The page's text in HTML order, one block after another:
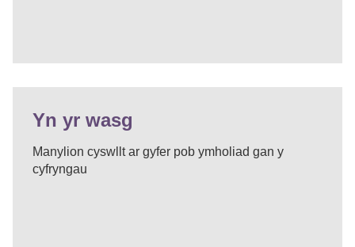
Yn yr wasg
Manylion cyswllt ar gyfer pob ymholiad gan y
cyfryngau